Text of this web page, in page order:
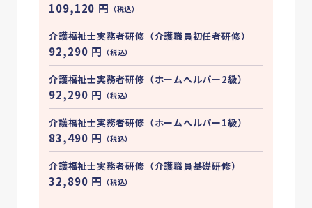
109,120 円 （税込）
介護福祉士実務者研修（介護職員初任者研修）
92,290 円 （税込）
介護福祉士実務者研修（ホームへルパー2級）
92,290 円 （税込）
介護福祉士実務者研修（ホームへルパー1級）
83,490 円 （税込）
介護福祉士実務者研修（介護職員基礎研修）
32,890 円 （税込）